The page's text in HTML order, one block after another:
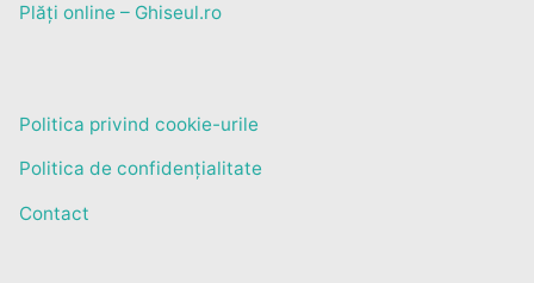
Plăți online – Ghiseul.ro
Politica privind cookie-urile
Politica de confidențialitate
Contact